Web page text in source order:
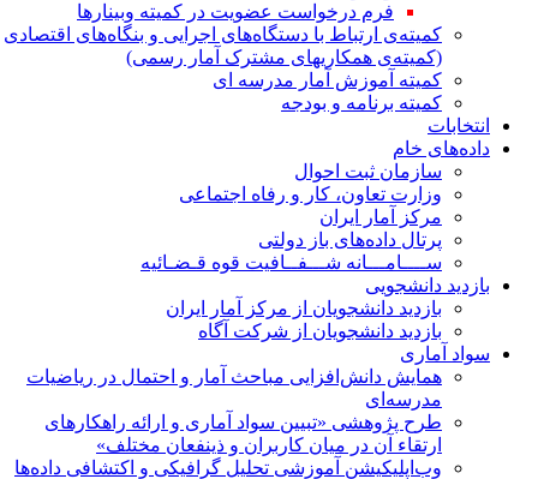
فرم درخواست عضویت در کمیته وبینارها
کمیته‌ی ارتباط با دستگاه‌های اجرایی و بنگاه‌های اقتصادی
(کمیته‌ی همکاریهای مشترک آمار رسمی)
کمیته آموزش آمار مدرسه ای
کمیته برنامه و بودجه
انتخابات
داده‌های خام
سازمان ثبت احوال
وزارت تعاون، کار و رفاه اجتماعی
مرکز آمار ایران
پرتال داده‌های باز دولتی
ســــامـــانه شـــفــافیت قوه قـضـائیه
بازدید دانشجویی
بازدید دانشجویان از مرکز آمار ایران
بازدید دانشجویان از شرکت آگاه
سواد آماری
همایش دانش‌افزایی مباحث آمار و احتمال در ریاضیات
مدرسه‌ای
طرح پژوهشی «تبیین سواد آماری و ارائه راهکارهای
ارتقاء آن در میان کاربران و ذینفعان مختلف»
وب‌اپلیکیشن آموزشی تحلیل گرافیکی و اکتشافی داده‌ها